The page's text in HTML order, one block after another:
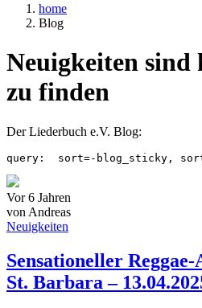
home
Blog
Neuigkeiten sind
zu finden
Der Liederbuch e.V. Blog:
query:  sort=-blog_sticky,
Vor 6 Jahren
von Andreas
Neuigkeiten
Sensationeller
St. Barbara –